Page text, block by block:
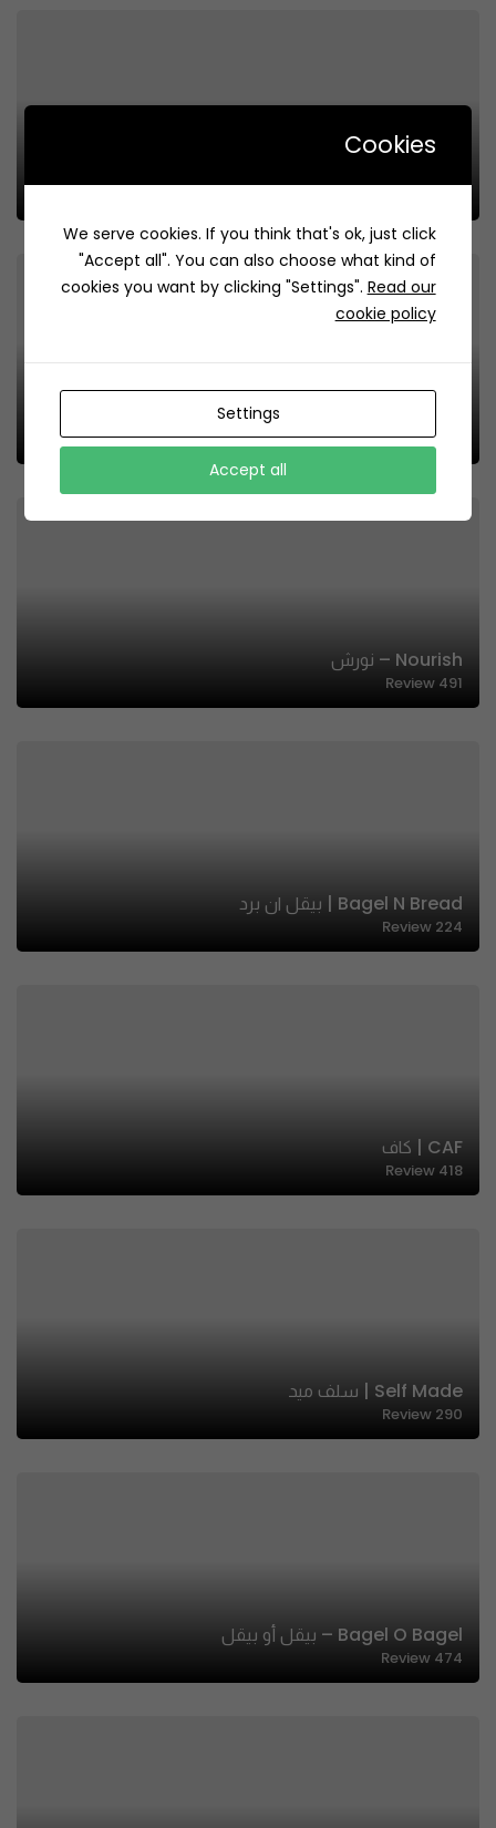
207
Review
Nourish – نورش
491
Review
Bagel N Bread | بيقل ان برد
224
Review
CAF | كاف
418
Review
Self Made | سلف ميد
290
Review
Bagel O Bagel – بيقل أو بيقل‏
474
Review
Cookies
We serve cookies. If you think that's ok, just click
"Accept all". You can also choose what kind of
cookies you want by clicking "Settings". Read our
cookie policy
Settings
Accept all